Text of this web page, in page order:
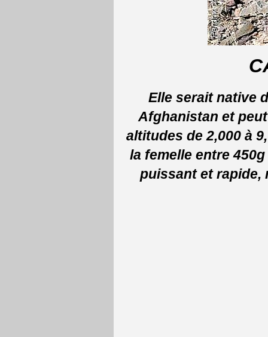
Elle serait native
Afghanistan et
altitudes de 2,000 à
la femelle entre
puissant et rapide,